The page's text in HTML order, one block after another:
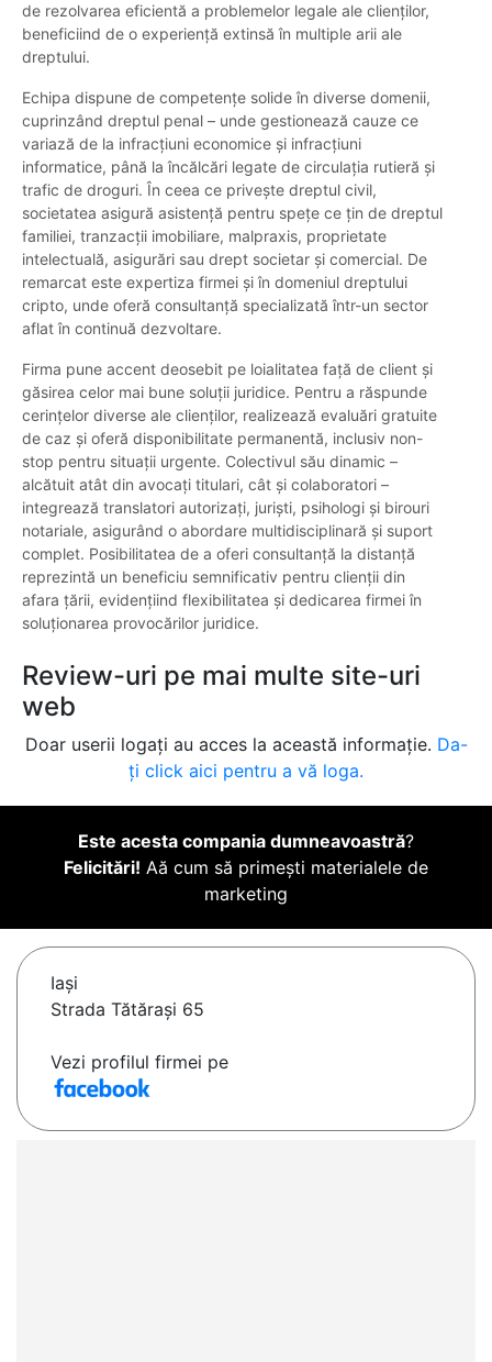
de rezolvarea eficientă a problemelor legale ale clienților,
beneficiind de o experiență extinsă în multiple arii ale
dreptului.
Echipa dispune de competențe solide în diverse domenii,
cuprinzând dreptul penal – unde gestionează cauze ce
variază de la infracțiuni economice și infracțiuni
informatice, până la încălcări legate de circulația rutieră și
trafic de droguri. În ceea ce privește dreptul civil,
societatea asigură asistență pentru spețe ce țin de dreptul
familiei, tranzacții imobiliare, malpraxis, proprietate
intelectuală, asigurări sau drept societar și comercial. De
remarcat este expertiza firmei și în domeniul dreptului
cripto, unde oferă consultanță specializată într-un sector
aflat în continuă dezvoltare.
Firma pune accent deosebit pe loialitatea față de client și
găsirea celor mai bune soluții juridice. Pentru a răspunde
cerințelor diverse ale clienților, realizează evaluări gratuite
de caz și oferă disponibilitate permanentă, inclusiv non-
stop pentru situații urgente. Colectivul său dinamic –
alcătuit atât din avocați titulari, cât și colaboratori –
integrează translatori autorizați, juriști, psihologi și birouri
notariale, asigurând o abordare multidisciplinară și suport
complet. Posibilitatea de a oferi consultanță la distanță
reprezintă un beneficiu semnificativ pentru clienții din
afara țării, evidențiind flexibilitatea și dedicarea firmei în
soluționarea provocărilor juridice.
Review-uri pe mai multe site-uri
web
Doar userii logați au acces la această informație. Da-
ți click aici pentru a vă loga.
Este acesta compania dumneavoastră?
Felicitări! Aă cum să primești materialele de
marketing
Iaşi
Strada Tătărași 65
Vezi profilul firmei pe